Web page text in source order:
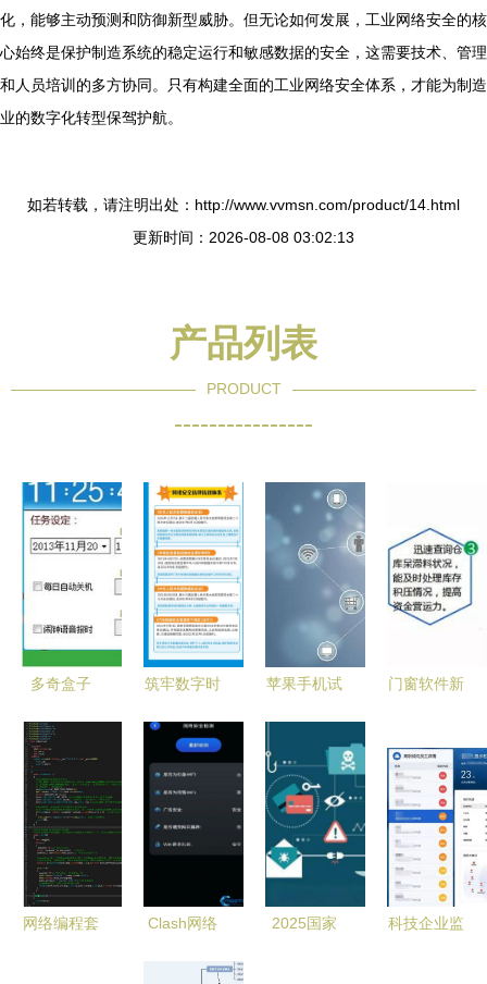
化，能够主动预测和防御新型威胁。但无论如何发展，工业网络安全的核
心始终是保护制造系统的稳定运行和敏感数据的安全，这需要技术、管理
和人员培训的多方协同。只有构建全面的工业网络安全体系，才能为制造
业的数字化转型保驾护航。
如若转载，请注明出处：http://www.vvmsn.com/product/14.html
更新时间：2026-08-08 03:02:13
产品列表
PRODUCT
----------------
多奇盒子
脑运行时
间，筑牢信
息安全防护
墙
筑牢数字时
一文读懂网
络安全与国
家、人民安
全的关系及
键
苹果手机试
捷背后的网
络与信息安
全考量
门窗软件新
工厂管理与
安全开发并
驾齐驱
网络编程套
Clash网络
2025国家
科技企业监